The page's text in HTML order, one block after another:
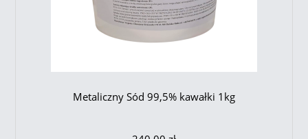
Metaliczny Sód 99,5% kawałki 1kg